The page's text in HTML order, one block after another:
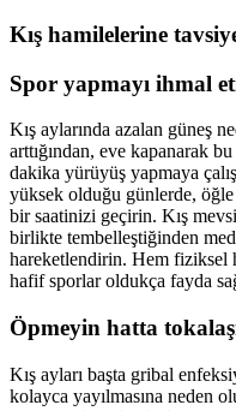
Kış hamilelerine
Spor yapmayı ihmal
Kış aylarında azalan güneş
arttığından, eve kapanarak
dakika yürüyüş yapmaya
yüksek olduğu günlerde,
bir saatinizi geçirin. Kış
birlikte tembelleştiğinden
hareketlendirin. Hem fiziksel
hafif sporlar oldukça fayda
Öpmeyin hatta
Kış ayları başta gribal
kolayca yayılmasına neden